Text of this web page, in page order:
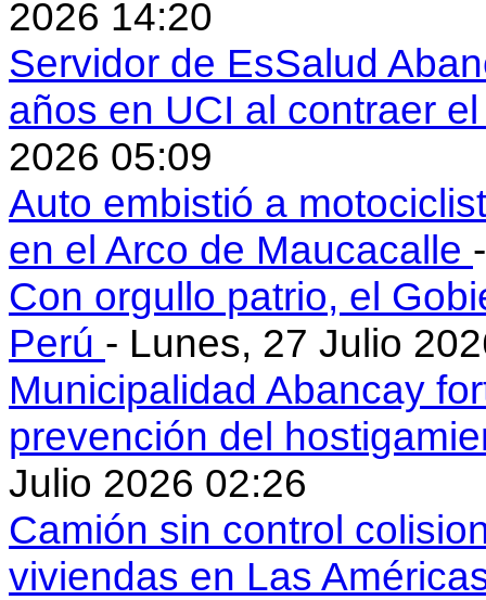
2026 14:20
Servidor de EsSalud
años en UCI al contraer
2026 05:09
Auto embistió a
en el Arco de Maucacalle
Con orgullo patrio, el
Perú - Lunes, 27 Julio
Municipalidad Abancay
prevención del
Julio 2026 02:26
Camión sin control
viviendas en Las